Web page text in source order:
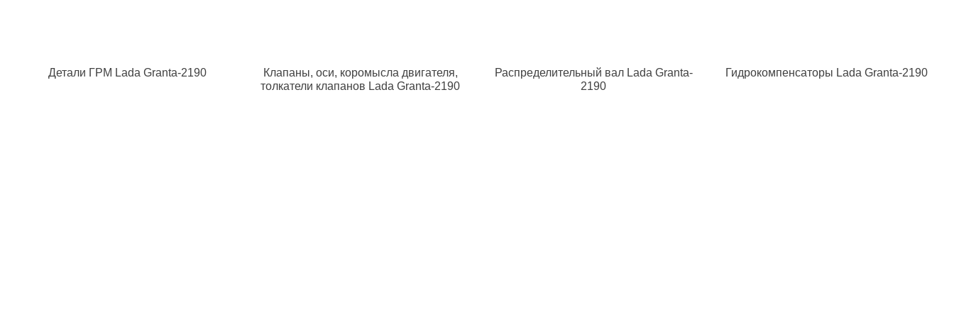
Детали ГРМ Lada Granta-2190
Клапаны, оси, коромысла двигателя,
толкатели клапанов Lada Granta-2190
Распределительный вал Lada Granta-
2190
Гидрокомпенсаторы Lada Granta-2190